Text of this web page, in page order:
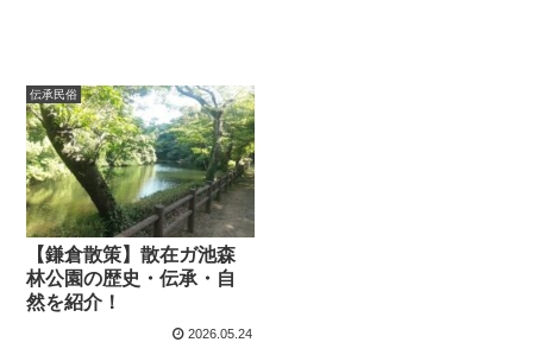
伝承民俗
【鎌倉散策】散在ガ池森
林公園の歴史・伝承・自
然を紹介！
2026.05.24